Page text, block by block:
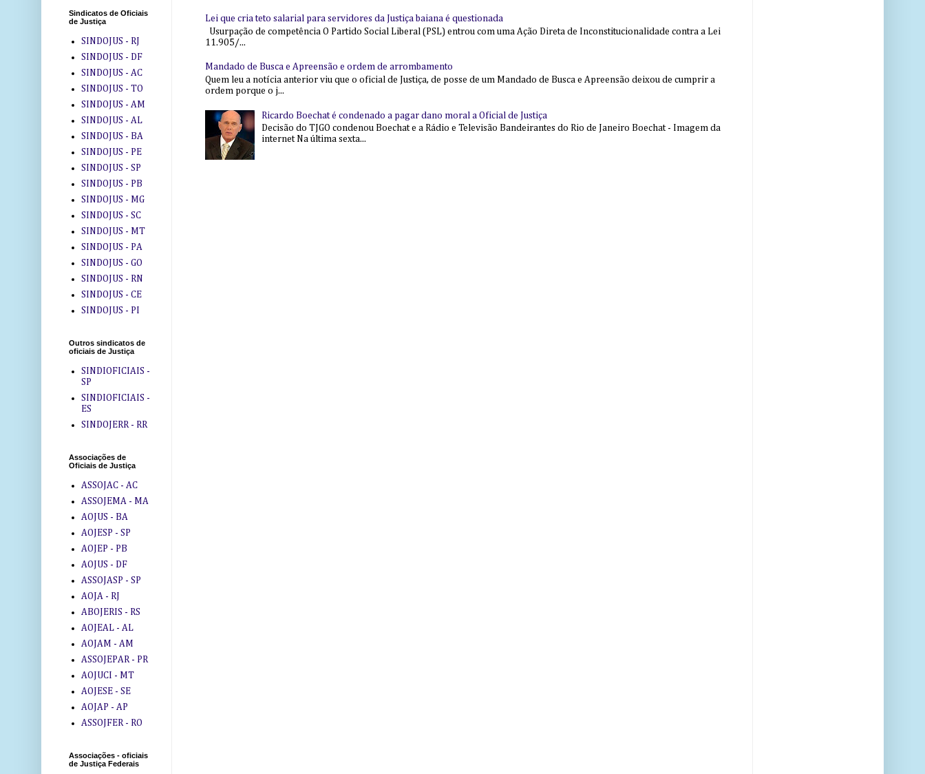
Lei que cria teto salarial para servidores da Justiça baiana é questionada
Usurpação de competência O Partido Social Liberal (PSL) entrou com uma Ação Direta de Inconstitucionalidade contra a Lei
11.905/...
Mandado de Busca e Apreensão e ordem de arrombamento
Quem leu a notícia anterior viu que o oficial de Justiça, de posse de um Mandado de Busca e Apreensão deixou de cumprir a
ordem porque o j...
Ricardo Boechat é condenado a pagar dano moral a Oficial de Justiça
Decisão do TJGO condenou Boechat e a Rádio e Televisão Bandeirantes do Rio de Janeiro Boechat - Imagem da
internet Na última sexta...
Sindicatos de Oficiais
de Justiça
SINDOJUS - RJ
SINDOJUS - DF
SINDOJUS - AC
SINDOJUS - TO
SINDOJUS - AM
SINDOJUS - AL
SINDOJUS - BA
SINDOJUS - PE
SINDOJUS - SP
SINDOJUS - PB
SINDOJUS - MG
SINDOJUS - SC
SINDOJUS - MT
SINDOJUS - PA
SINDOJUS - GO
SINDOJUS - RN
SINDOJUS - CE
SINDOJUS - PI
Outros sindicatos de
oficiais de Justiça
SINDIOFICIAIS -
SP
SINDIOFICIAIS -
ES
SINDOJERR - RR
Associações de
Oficiais de Justiça
ASSOJAC - AC
ASSOJEMA - MA
AOJUS - BA
AOJESP - SP
AOJEP - PB
AOJUS - DF
ASSOJASP - SP
AOJA - RJ
ABOJERIS - RS
AOJEAL - AL
AOJAM - AM
ASSOJEPAR - PR
AOJUCI - MT
AOJESE - SE
AOJAP - AP
ASSOJFER - RO
Associações - oficiais
de Justiça Federais